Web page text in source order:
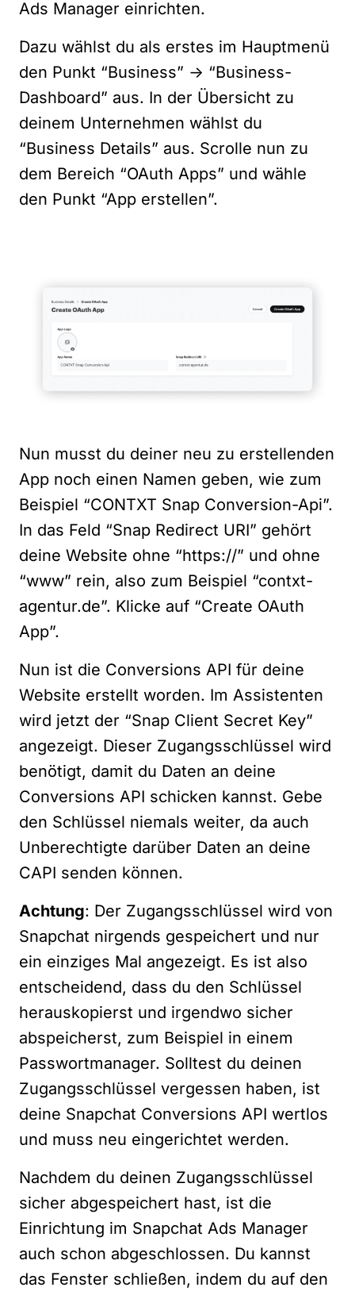
Ads Manager einrichten.
Dazu wählst du als erstes im Hauptmenü
den Punkt “Business” -> “Business-
Dashboard” aus. In der Übersicht zu
deinem Unternehmen wählst du
“Business Details” aus. Scrolle nun zu
dem Bereich “OAuth Apps” und wähle
den Punkt “App erstellen”.
Nun musst du deiner neu zu erstellenden
App noch einen Namen geben, wie zum
Beispiel “CONTXT Snap Conversion-Api”.
In das Feld “Snap Redirect URI” gehört
deine Website ohne “https://” und ohne
“www” rein, also zum Beispiel “contxt-
agentur.de”. Klicke auf “Create OAuth
App”.
Nun ist die Conversions API für deine
Website erstellt worden. Im Assistenten
wird jetzt der “Snap Client Secret Key”
angezeigt. Dieser Zugangsschlüssel wird
benötigt, damit du Daten an deine
Conversions API schicken kannst. Gebe
den Schlüssel niemals weiter, da auch
Unberechtigte darüber Daten an deine
CAPI senden können.
Achtung: Der Zugangsschlüssel wird von
Snapchat nirgends gespeichert und nur
ein einziges Mal angezeigt. Es ist also
entscheidend, dass du den Schlüssel
herauskopierst und irgendwo sicher
abspeicherst, zum Beispiel in einem
Passwortmanager. Solltest du deinen
Zugangsschlüssel vergessen haben, ist
deine Snapchat Conversions API wertlos
und muss neu eingerichtet werden.
Nachdem du deinen Zugangsschlüssel
sicher abgespeichert hast, ist die
Einrichtung im Snapchat Ads Manager
auch schon abgeschlossen. Du kannst
das Fenster schließen, indem du auf den